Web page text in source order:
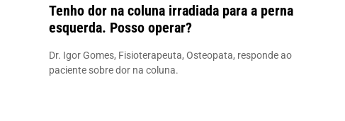
Tenho dor na coluna irradiada para a perna
esquerda. Posso operar?
Dr. Igor Gomes, Fisioterapeuta, Osteopata, responde ao
paciente sobre dor na coluna.